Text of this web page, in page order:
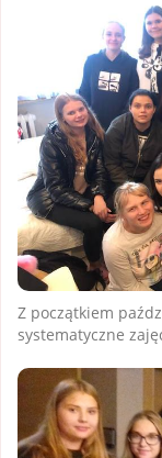
Z początkiem
systematyczne